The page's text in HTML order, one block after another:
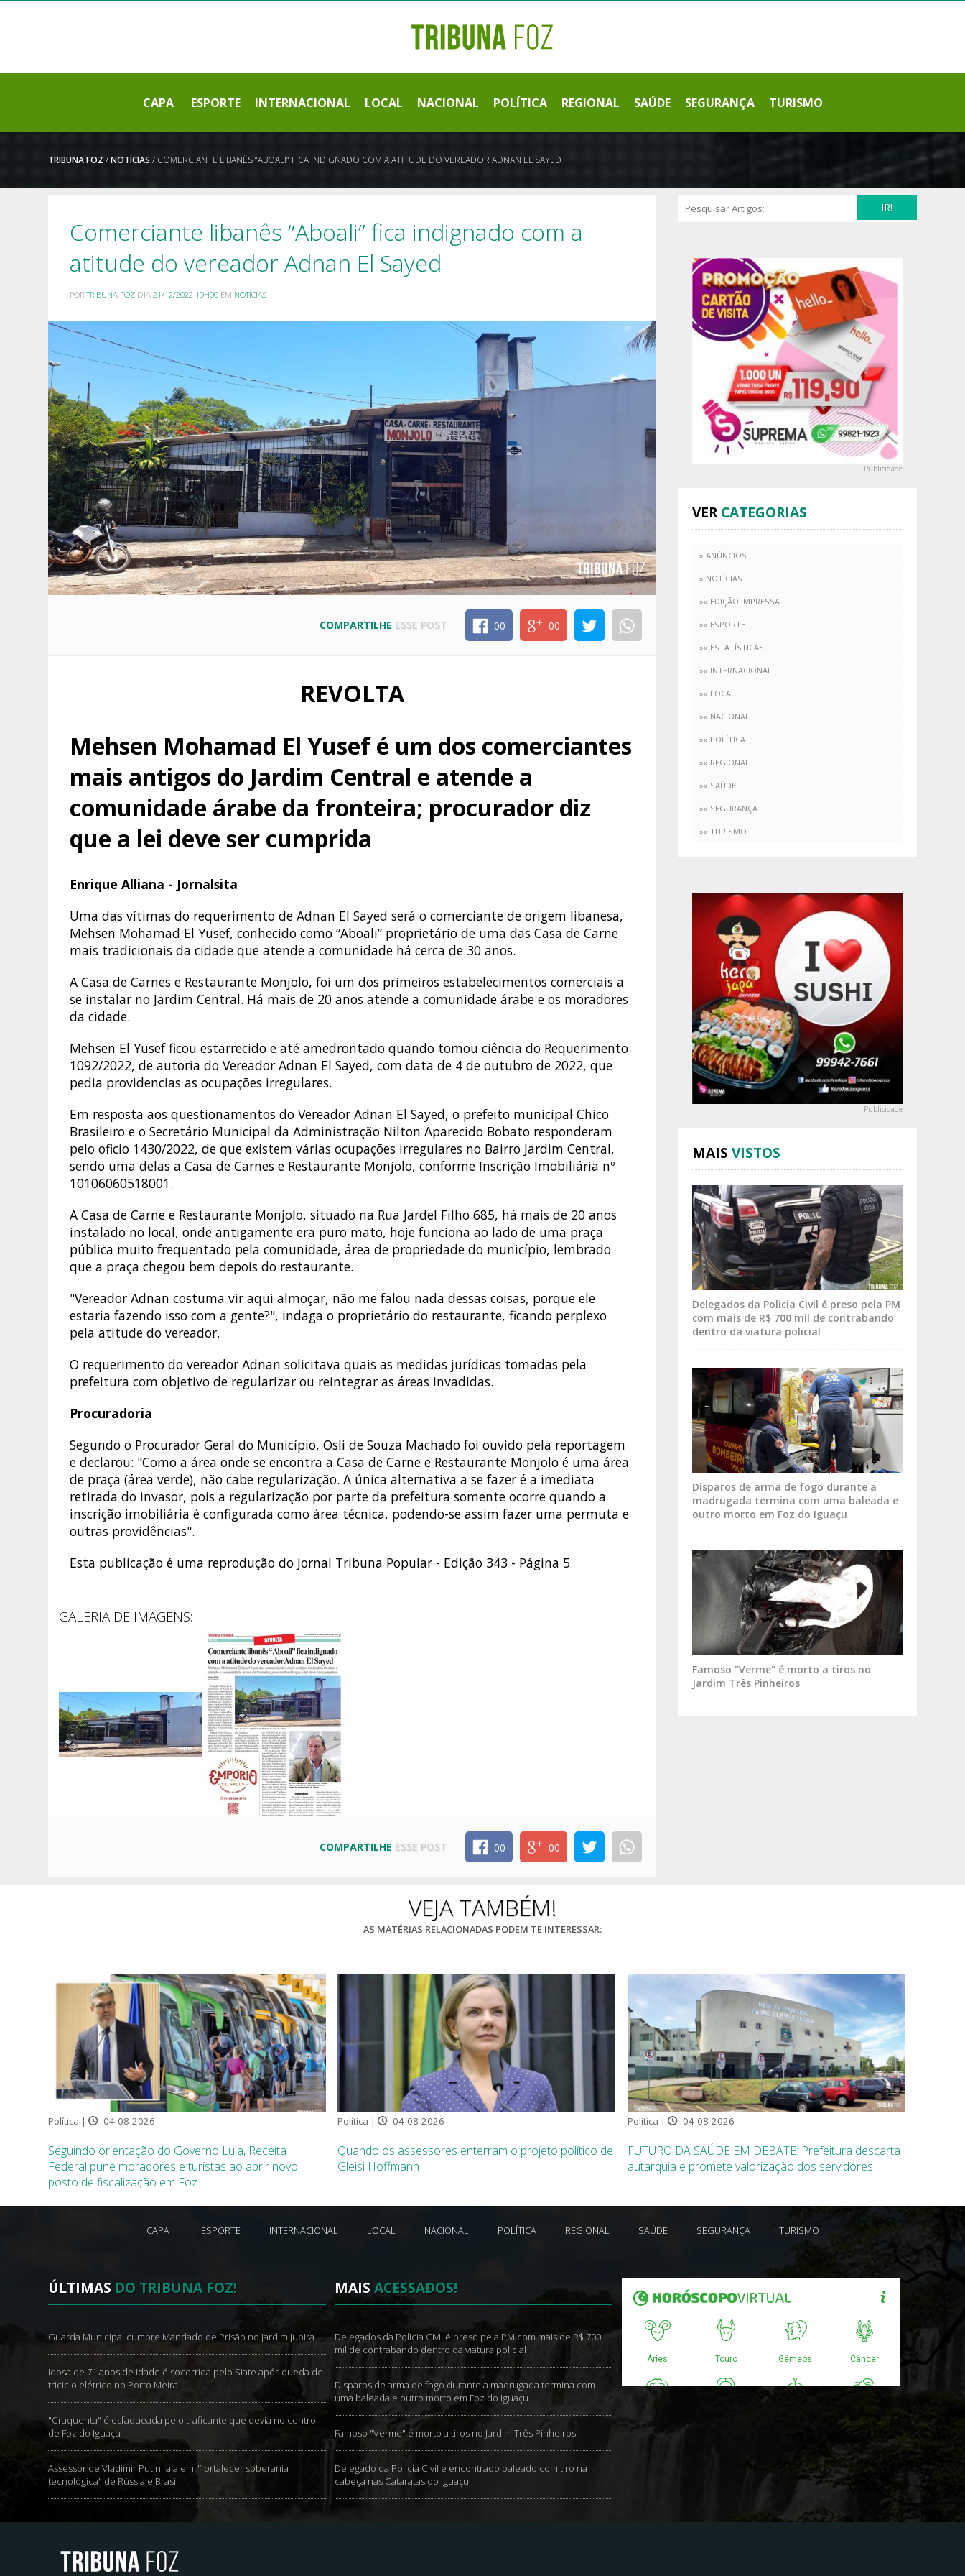
CAPA ESPORTE INTERNACIONAL LOCAL NACIONAL POLÍTICA REGIONAL SAÚDE SEGURANÇA TURISMO
TRIBUNA FOZ /NOTÍCIAS / COMERCIANTE LIBANÊS “ABOALI” FICA INDIGNADO COM A ATITUDE DO VEREADOR ADNAN EL SAYED
Comerciante libanês “Aboali” fica indignado com a
atitude do vereador Adnan El Sayed
PORTRIBUNA FOZ DIA21/12/2022 19H00 EM NOTÍCIAS
COMPARTILHE ESSE POST 00 00
REVOLTA
Mehsen Mohamad El Yusef é um dos comerciantes
mais antigos do Jardim Central e atende a
comunidade árabe da fronteira; procurador diz
que a lei deve ser cumprida
Enrique Alliana - Jornalsita
Uma das vítimas do requerimento de Adnan El Sayed será o comerciante de origem libanesa,
Mehsen Mohamad El Yusef, conhecido como “Aboali” proprietário de uma das Casa de Carne
mais tradicionais da cidade que atende a comunidade há cerca de 30 anos.
A Casa de Carnes e Restaurante Monjolo, foi um dos primeiros estabelecimentos comerciais a
se instalar no Jardim Central. Há mais de 20 anos atende a comunidade árabe e os moradores
da cidade.
Mehsen El Yusef ficou estarrecido e até amedrontado quando tomou ciência do Requerimento
1092/2022, de autoria do Vereador Adnan El Sayed, com data de 4 de outubro de 2022, que
pedia providencias as ocupações irregulares.
Em resposta aos questionamentos do Vereador Adnan El Sayed, o prefeito municipal Chico
Brasileiro e o Secretário Municipal da Administração Nilton Aparecido Bobato responderam
pelo oficio 1430/2022, de que existem várias ocupações irregulares no Bairro Jardim Central,
sendo uma delas a Casa de Carnes e Restaurante Monjolo, conforme Inscrição Imobiliária nº
10106060518001.
A Casa de Carne e Restaurante Monjolo, situado na Rua Jardel Filho 685, há mais de 20 anos
instalado no local, onde antigamente era puro mato, hoje funciona ao lado de uma praça
pública muito frequentado pela comunidade, área de propriedade do município, lembrado
que a praça chegou bem depois do restaurante.
"Vereador Adnan costuma vir aqui almoçar, não me falou nada dessas coisas, porque ele
estaria fazendo isso com a gente?", indaga o proprietário do restaurante, ficando perplexo
pela atitude do vereador.
O requerimento do vereador Adnan solicitava quais as medidas jurídicas tomadas pela
prefeitura com objetivo de regularizar ou reintegrar as áreas invadidas.
Procuradoria
Segundo o Procurador Geral do Município, Osli de Souza Machado foi ouvido pela reportagem
e declarou: "Como a área onde se encontra a Casa de Carne e Restaurante Monjolo é uma área
de praça (área verde), não cabe regularização. A única alternativa a se fazer é a imediata
retirada do invasor, pois a regularização por parte da prefeitura somente ocorre quando a
inscrição imobiliária é configurada como área técnica, podendo-se assim fazer uma permuta e
outras providências".
Esta publicação é uma reprodução do Jornal Tribuna Popular - Edição 343 - Página 5
GALERIA DE IMAGENS:
COMPARTILHE ESSE POST 00 00
IR!
Publicidade
VERCATEGORIAS
» ANÚNCIOS
» NOTÍCIAS
»» EDIÇÃO IMPRESSA
»» ESPORTE
»» ESTATÍSTICAS
»» INTERNACIONAL
»» LOCAL
»» NACIONAL
»» POLÍTICA
»» REGIONAL
»» SAÚDE
»» SEGURANÇA
»» TURISMO
Publicidade
MAIS VISTOS
Delegados da Policia Civil é preso pela PM
com mais de R$ 700 mil de contrabando
dentro da viatura policial
Disparos de arma de fogo durante a
madrugada termina com uma baleada e
outro morto em Foz do Iguaçu
Famoso "Verme" é morto a tiros no
Jardim Três Pinheiros
VEJA TAMBÉM!
AS MATÉRIAS RELACIONADAS PODEM TE INTERESSAR:
Política | 04-08-2026
Seguindo orientação do Governo Lula, Receita
Federal pune moradores e turistas ao abrir novo
posto de fiscalização em Foz
Política | 04-08-2026
Quando os assessores enterram o projeto político de
Gleisi Hoffmann
Política | 04-08-2026
FUTURO DA SAÚDE EM DEBATE: Prefeitura descarta
autarquia e promete valorização dos servidores
CAPA ESPORTE INTERNACIONAL LOCAL NACIONAL POLÍTICA REGIONAL SAÚDE SEGURANÇA TURISMO
ÚLTIMAS DO TRIBUNA FOZ!
Guarda Municipal cumpre Mandado de Prisão no Jardim Jupira
Idosa de 71 anos de idade é socorrida pelo Siate após queda de
triciclo elétrico no Porto Meira
"Craquenta" é esfaqueada pelo traficante que devia no centro
de Foz do Iguaçu
Assessor de Vladimir Putin fala em "‘fortalecer soberania
tecnológica" de Rússia e Brasil
MAISACESSADOS!
Delegados da Policia Civil é preso pela PM com mais de R$ 700
mil de contrabando dentro da viatura policial
Disparos de arma de fogo durante a madrugada termina com
uma baleada e outro morto em Foz do Iguaçu
Famoso "Verme" é morto a tiros no Jardim Três Pinheiros
Delegado da Polícia Civil é encontrado baleado com tiro na
cabeça nas Cataratas do Iguaçu